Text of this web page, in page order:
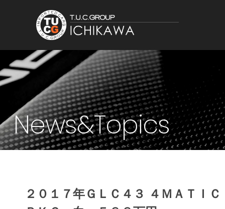
News&Topics
２０１７年ＧＬＣ４３ ４ＭＡＴＩ